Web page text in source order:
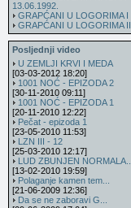
13.06.1992.
GRAPĆANI U LOGORIMA I
GRAPĆANI U LOGORIMA II
Posljednji video
U ZEMLJI KRVI I MEDA
[03-03-2012 18:20]
1001 NOĆ - EPIZODA 2
[30-11-2010 09:11]
1001 NOĆ - EPIZODA 1
[20-11-2010 12:22]
Pečat - epizoda 1
[23-05-2010 11:53]
LZN III - 12
[25-03-2010 12:17]
LUD ZBUNJEN NORMALA...
[13-02-2010 19:59]
Polaganje kamen tem...
[21-06-2009 12:36]
Da se ne zaboravi G...